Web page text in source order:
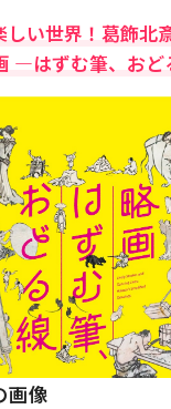
しい世界！葛飾北
―はずむ筆、お
画像